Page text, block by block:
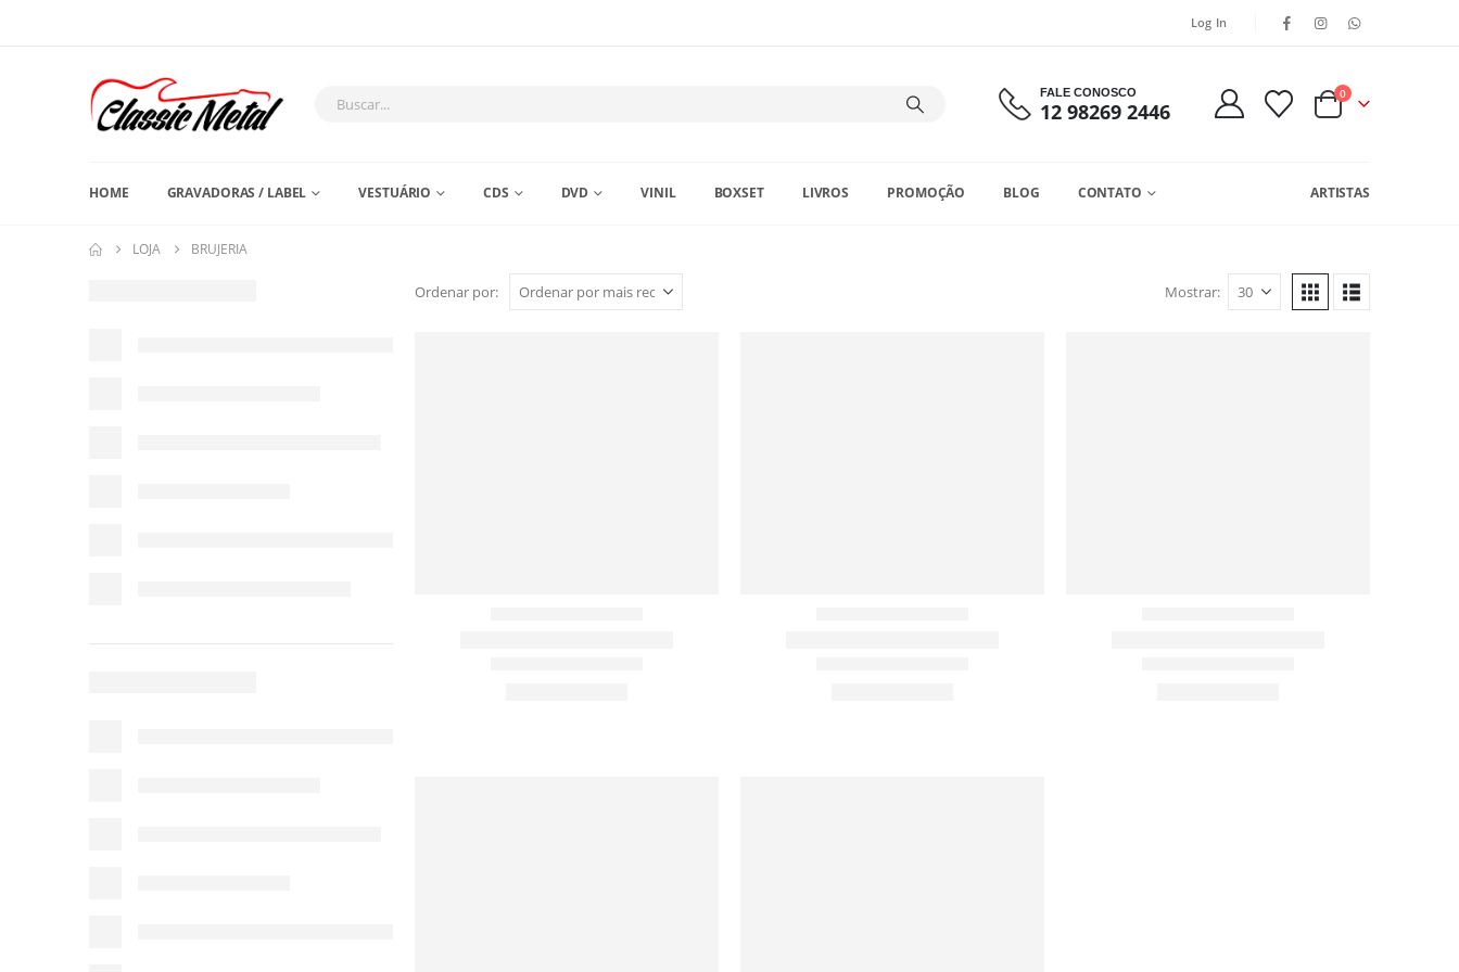
Log In
FALE CONOSCO
12 98269 2446
0
HOME GRAVADORAS / LABEL VESTUÁRIO CDS DVD VINIL BOXSET LIVROS PROMOÇÃO BLOG CONTATO ARTISTAS
LOJA BRUJERIA
Ordenar por: Mostrar: